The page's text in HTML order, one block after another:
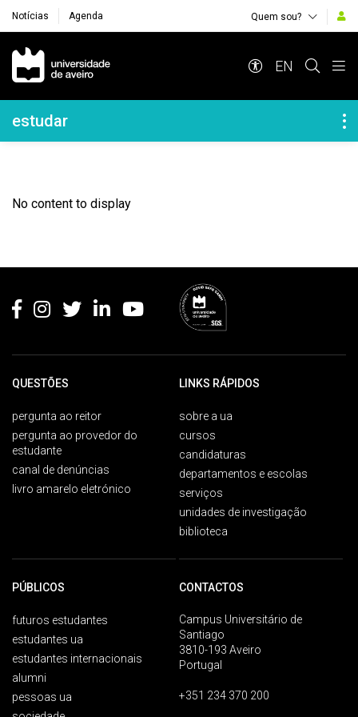
Notícias Agenda Quem sou?
Navegação Principal
EN
Navegação Lateral
estudar
No content to display
QUESTÕES
pergunta ao reitor
pergunta ao provedor do
estudante
canal de denúncias
livro amarelo eletrónico
LINKS RÁPIDOS
sobre a ua
cursos
candidaturas
departamentos e escolas
serviços
unidades de investigação
biblioteca
PÚBLICOS
futuros estudantes
estudantes ua
estudantes internacionais
alumni
pessoas ua
CONTACTOS
Campus Universitário de
Santiago
3810-193 Aveiro
Portugal
+351 234 370 200